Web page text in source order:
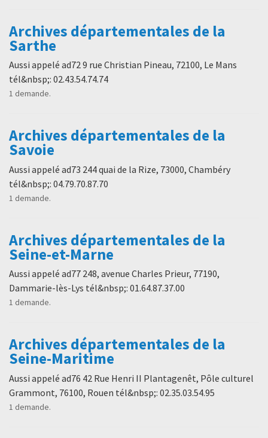
Archives départementales de la
Sarthe
Aussi appelé ad72 9 rue Christian Pineau, 72100, Le Mans
tél&nbsp;: 02.43.54.74.74
1 demande.
Archives départementales de la
Savoie
Aussi appelé ad73 244 quai de la Rize, 73000, Chambéry
tél&nbsp;: 04.79.70.87.70
1 demande.
Archives départementales de la
Seine-et-Marne
Aussi appelé ad77 248, avenue Charles Prieur, 77190,
Dammarie-lès-Lys tél&nbsp;: 01.64.87.37.00
1 demande.
Archives départementales de la
Seine-Maritime
Aussi appelé ad76 42 Rue Henri II Plantagenêt, Pôle culturel
Grammont, 76100, Rouen tél&nbsp;: 02.35.03.54.95
1 demande.